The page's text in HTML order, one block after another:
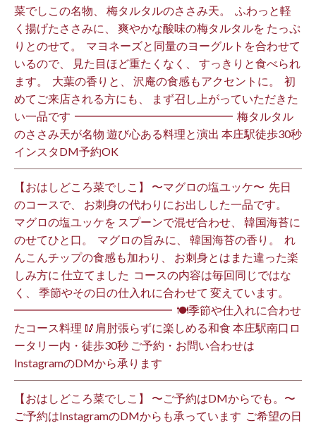
菜でしこの名物、 梅タルタルのささみ天。 ⁡ ふわっと軽
く揚げたささみに、 爽やかな酸味の梅タルタルを たっぷ
りとのせて。 ⁡ マヨネーズと同量のヨーグルトを合わせて
いるので、 見た目ほど重たくなく、 すっきりと食べられ
ます。 ⁡ 大葉の香りと、 沢庵の食感もアクセントに。 ⁡ 初
めてご来店される方にも、 まず召し上がっていただきた
い一品です️ ⁡ ━━━━━━━━━━━━━━ ⁡ 梅タルタル
のささみ天が名物 遊び心ある料理と演出 本庄駅徒歩30秒
インスタDM予約OK ⁡
【おはしどころ菜でしこ】 〜マグロの塩ユッケ〜 ⁡ 先日
のコースで、 お刺身の代わりにお出しした一品です。 ⁡
マグロの塩ユッケを スプーンで混ぜ合わせ、 韓国海苔に
のせてひと口。 ⁡ マグロの旨みに、 韓国海苔の香り。 ⁡ れ
んこんチップの食感も加わり、 お刺身とはまた違った楽
しみ方に 仕立てました️ ⁡ コースの内容は毎回同じではな
く、 季節やその日の仕入れに合わせて 変えています。 ⁡
━━━━━━━━━━━━━━ ⁡ 🍽季節や仕入れに合わせ
たコース料理 🥢肩肘張らずに楽しめる和食 本庄駅南口ロ
ータリー内・徒歩30秒 ご予約・お問い合わせは
InstagramのDMから承ります ⁡
【おはしどころ菜でしこ】 〜ご予約はDMからでも。〜 ⁡
ご予約はInstagramのDMからも承っています ⁡ ご希望の日